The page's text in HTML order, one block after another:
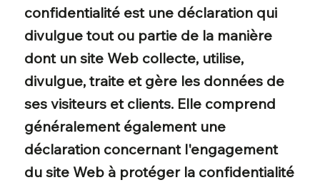
confidentialité est une déclaration qui
divulgue tout ou partie de la manière
dont un site Web collecte, utilise,
divulgue, traite et gère les données de
ses visiteurs et clients. Elle comprend
généralement également une
déclaration concernant l'engagement
du site Web à protéger la confidentialité